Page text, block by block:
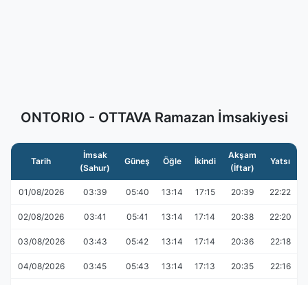
ONTORIO - OTTAVA Ramazan İmsakiyesi
Tarih
İmsak
(Sahur)
Güneş Öğle İkindi
Akşam
(İftar)
Yatsı
01/08/2026 03:39 05:40 13:14 17:15 20:39 22:22
02/08/2026 03:41 05:41 13:14 17:14 20:38 22:20
03/08/2026 03:43 05:42 13:14 17:14 20:36 22:18
04/08/2026 03:45 05:43 13:14 17:13 20:35 22:16